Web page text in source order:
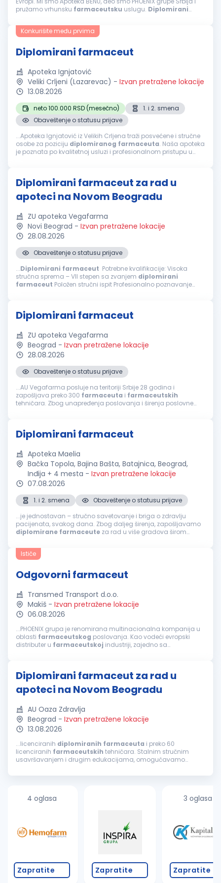
pružamo vrhunsku farmaceutsku uslugu. Diplomirani
Brestovac, Kačarevo, Bela...
Konkurišite među prvima
Diplomirani farmaceut
Apoteka Ignjatović
Veliki Crljeni (Lazarevac) - Izvan pretražene lokacije
13.08.2026
neto 100.000 RSD (mesečno)
1. i 2. smena
Obaveštenje o statusu prijave
...Apoteka Ignjatović iz Velikih Crljena traži posvećene i stručne
osobe za poziciju diplomiranog farmaceuta. Naša apoteka
je poznata po kvalitetnoj usluzi i profesionalnom pristupu u
Diplomirani farmaceut za rad u
apoteci na Novom Beogradu
ZU apoteka Vegafarma
Novi Beograd - Izvan pretražene lokacije
28.08.2026
Obaveštenje o statusu prijave
...Diplomirani farmaceut Potrebne kvalifikacije: Visoka
stručna sprema – VII stepen sa zvanjem diplomirani
farmaceut Položen stručni ispit Profesionalno poznavanje
Diplomirani farmaceut
ZU apoteka Vegafarma
Beograd - Izvan pretražene lokacije
28.08.2026
Obaveštenje o statusu prijave
...AU Vegafarma posluje na teritoriji Srbije 28 godina i
zapošljava preko 300 farmaceuta i farmaceutskih
tehničara. Zbog unapređenja poslovanja i širenja poslovne
Diplomirani farmaceut
Apoteka Maelia
Bačka Topola, Bajina Bašta, Batajnica, Beograd,
Inđija + 4 mesta - Izvan pretražene lokacije
07.08.2026
1. i 2. smena
Obaveštenje o statusu prijave
...je jednostavan – stručno savetovanje i briga o zdravlju
pacijenata, svakog dana. Zbog daljeg širenja, zapošljavamo
diplomirane farmaceute za rad u više gradova širom
sistemu Priliku...
Ističe
Odgovorni farmaceut
Transmed Transport d.o.o.
Makiš - Izvan pretražene lokacije
06.08.2026
...PHOENIX grupa je renomirana multinacionalna kompanija u
oblasti farmaceutskog poslovanja. Kao vodeći evropski
distributer u farmaceutskoj industriji, zajedno sa
Diplomirani farmaceut za rad u
apoteci na Novom Beogradu
AU Oaza Zdravlja
Beograd - Izvan pretražene lokacije
13.08.2026
...licenciranih diplomiranih farmaceuta i preko 60
licenciranih farmaceutskih tehničara. Stalnim stručnim
usavršavanjem i drugim edukacijama, omogućavamo
ustanove su zaposleni koji svojom stručnošću...
4 oglasa
Zapratite Zapratite
3 oglasa
Zapratite